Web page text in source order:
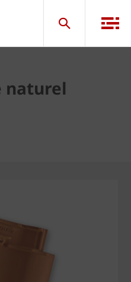
naturel